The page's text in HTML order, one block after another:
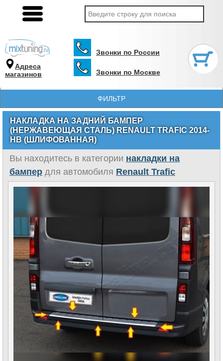
Адреса
магазинов
Звонки по России
Звонки по Москве
ФИЛЬТР
НАКЛАДКА НА ЗАДНИЙ БАМПЕР
(НЕРЖАВЕЮЩАЯ СТАЛЬ) RENAULT TRAFIC 2014-
НВ (ШЛИФОВАННАЯ)
Вы находитесь в категории накладки на
бампер для автомобиля Renault Trafic